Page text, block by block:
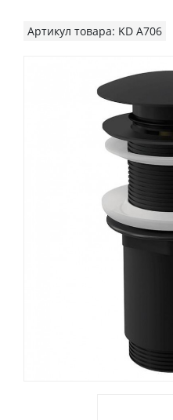
Артикул товара: KD A706